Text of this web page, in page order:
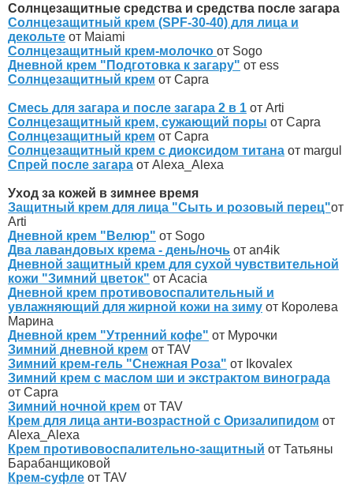
Солнцезащитные средства и средства после загара
Солнцезащитный крем (SPF-30-40) для лица и
декольте от Maiami
Солнцезащитный крем-молочко от Sogo
Дневной крем "Подготовка к загару" от ess
Солнцезащитный крем от Capra
Смесь для загара и после загара 2 в 1 от Arti
Солнцезащитный крем, сужающий поры от Capra
Солнцезащитный крем от Capra
Солнцезащитный крем с диоксидом титана от margul
Спрей после загара от Alexa_Alexa
Уход за кожей в зимнее время
Защитный крем для лица "Сыть и розовый перец"от
Arti
Дневной крем "Велюр" от Sogo
Два лавандовых крема - день/ночь от an4ik
Дневной защитный крем для сухой чувствительной
кожи "Зимний цветок" от Acacia
Дневной крем противовоспалительный и
увлажняющий для жирной кожи на зиму от Королева
Марина
Дневной крем "Утренний кофе" от Мурочки
Зимний дневной крем от TAV
Зимний крем-гель "Снежная Роза" от Ikovalex
Зимний крем с маслом ши и экстрактом винограда
от Capra
Зимний ночной крем от TAV
Крем для лица анти-возрастной с Оризалипидом от
Alexa_Alexa
Крем противовоспалительно-защитный от Татьяны
Барабанщиковой
Крем-суфле от TAV